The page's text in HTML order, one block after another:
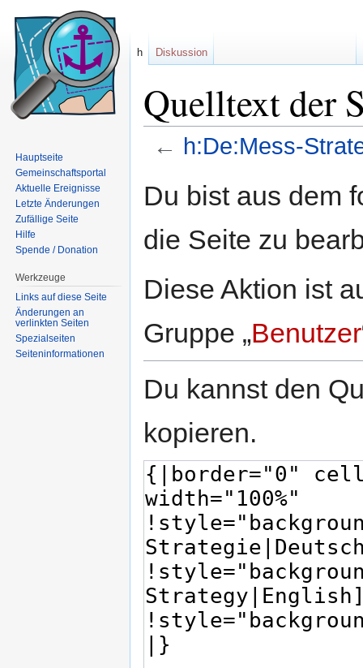
Quelltext der
← h:De:Mess-
Du bist aus dem
die Seite zu
Diese Aktion ist
Gruppe „Benutzer
Du kannst den
kopieren.
h Diskussion
Hauptseite
Gemeinschaftsportal
Aktuelle Ereignisse
Letzte Änderungen
Zufällige Seite
Hilfe
Spende / Donation
Werkzeuge
Links auf diese Seite
Änderungen an
verlinkten Seiten
Spezialseiten
Seiten­informationen